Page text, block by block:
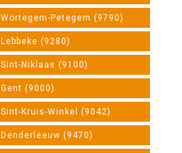
Wortegem-Petegem (9790)
Lebbeke (9280)
Sint-Niklaas (9100)
Gent (9000)
Sint-Kruis-Winkel (9042)
Denderleeuw (9470)